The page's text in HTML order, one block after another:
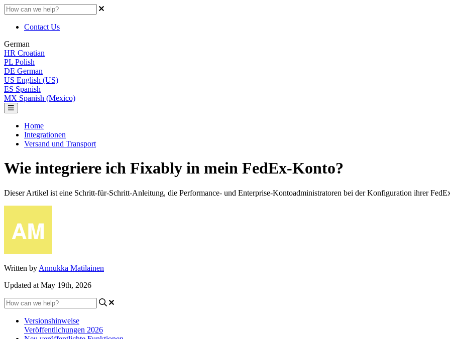
Contact Us
German
HR Croatian
PL Polish
DE German
US English (US)
ES Spanish
MX Spanish (Mexico)
Home
Integrationen
Versand und Transport
Wie integriere ich Fixably in mein FedEx-Konto?
Dieser Artikel ist eine Schritt-für-Schritt-Anleitung, die Performance- und Enterprise-Kontoadministratoren bei der Konfiguration ihrer
Written by Annukka Matilainen
Updated at May 19th, 2026
Versionshinweise
Veröffentlichungen 2026